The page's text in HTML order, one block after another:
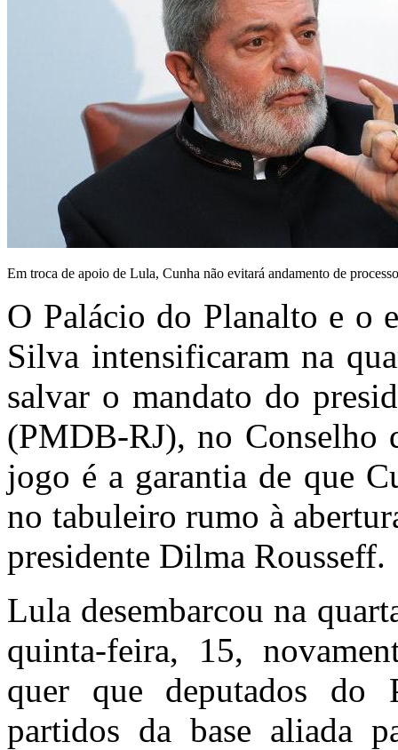
Em troca de apoio de Lula, Cunha não evitará andamento de
O Palácio do Planalto e o
Silva intensificaram na
salvar o mandato do
(PMDB-RJ), no Conselho
jogo é a garantia de que
no tabuleiro rumo à
presidente Dilma Rousseff.
Lula desembarcou na
quinta-feira, 15,
quer que deputados do
partidos da base aliada